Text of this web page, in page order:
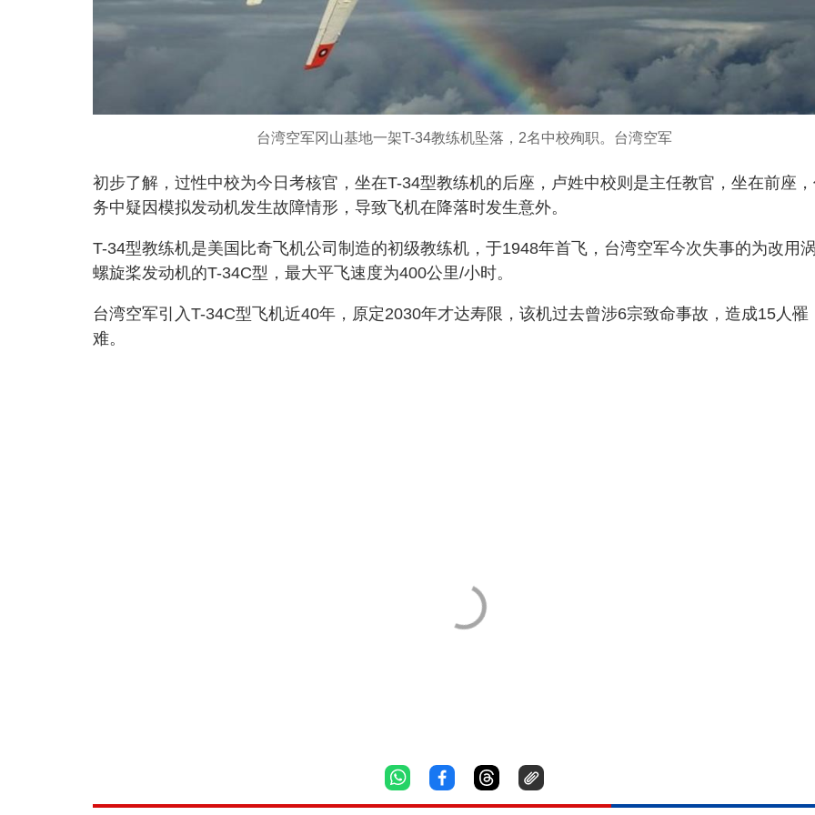
台湾空军冈山基地一架T-34教练机坠落，2名中校殉职。台湾空军
初步了解，过性中校为今日考核官，坐在T-34型教练机的后座，卢姓中校则是主任教官，坐在前座
务中疑因模拟发动机发生故障情形，导致飞机在降落时发生意外。
T-34型教练机是美国比奇飞机公司制造的初级教练机，于1948年首飞，台湾空军今次失事的为改用
螺旋桨发动机的T-34C型，最大平飞速度为400公里/小时。
台湾空军引入T-34C型飞机近40年，原定2030年才达寿限，该机过去曾涉6宗致命事故，造成15人罹
难。